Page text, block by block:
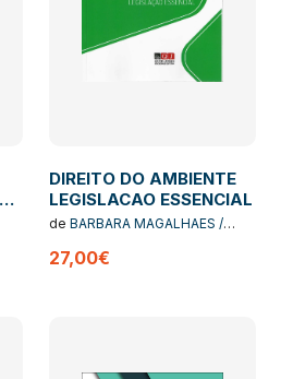
DIREITO DO AMBIENTE
LEGISLACAO ESSENCIAL
de BARBARA MAGALHAES /
27,00€